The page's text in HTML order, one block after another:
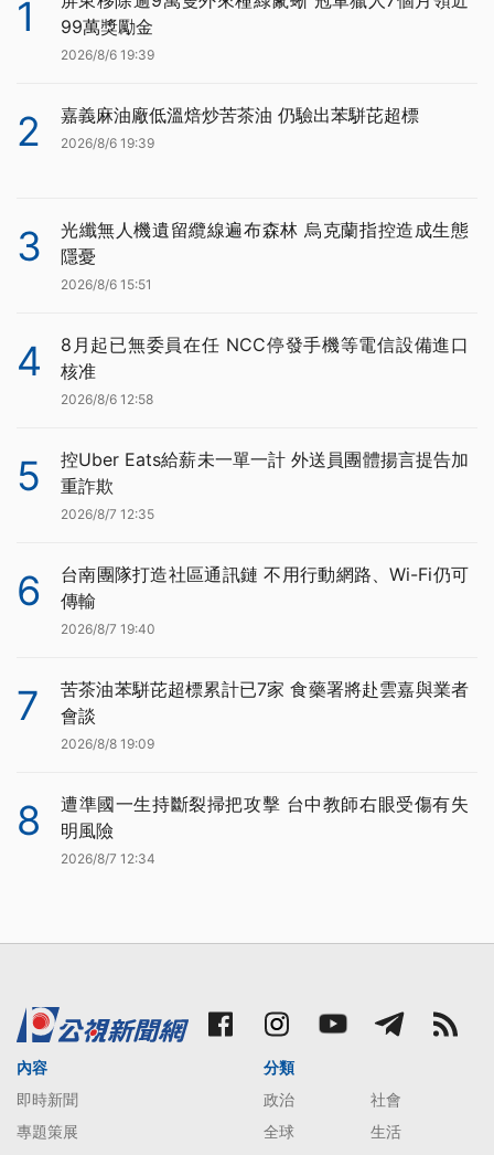
1
99萬獎勵金
2026/8/6 19:39
2 嘉義麻油廠低溫焙炒苦茶油 仍驗出苯駢芘超標
2026/8/6 19:39
3
光纖無人機遺留纜線遍布森林 烏克蘭指控造成生態
隱憂
2026/8/6 15:51
4
8月起已無委員在任 NCC停發手機等電信設備進口
核准
2026/8/6 12:58
5
控Uber Eats給薪未一單一計 外送員團體揚言提告加
重詐欺
2026/8/7 12:35
6
台南團隊打造社區通訊鏈 不用行動網路、Wi-Fi仍可
傳輸
2026/8/7 19:40
7
苦茶油苯駢芘超標累計已7家 食藥署將赴雲嘉與業者
會談
2026/8/8 19:09
8
遭準國一生持斷裂掃把攻擊 台中教師右眼受傷有失
明風險
2026/8/7 12:34
內容
即時新聞
專題策展
分類
政治
社會
全球
生活